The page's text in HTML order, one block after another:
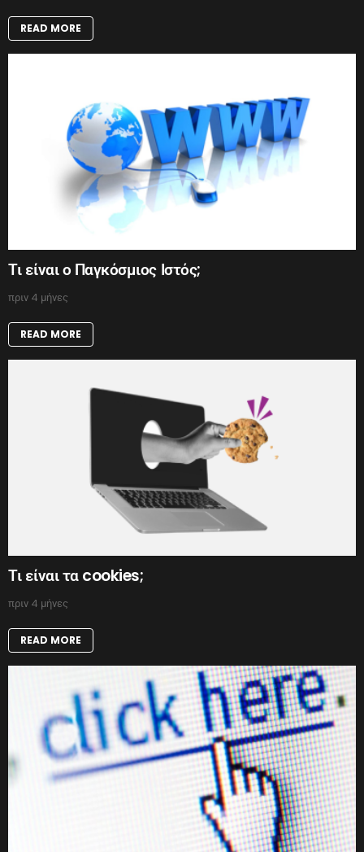
READ MORE
Τι είναι ο Παγκόσμιος Ιστός;
πριν 4 μήνες
READ MORE
Τι είναι τα cookies;
πριν 4 μήνες
READ MORE